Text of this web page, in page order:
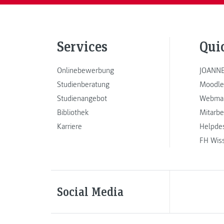
Services
Onlinebewerbung
Studienberatung
Studienangebot
Bibliothek
Karriere
FH
Social Media